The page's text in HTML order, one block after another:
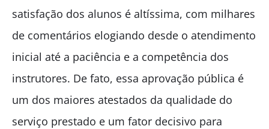
satisfação dos alunos é altíssima, com milhares
de comentários elogiando desde o atendimento
inicial até a paciência e a competência dos
instrutores. De fato, essa aprovação pública é
um dos maiores atestados da qualidade do
serviço prestado e um fator decisivo para